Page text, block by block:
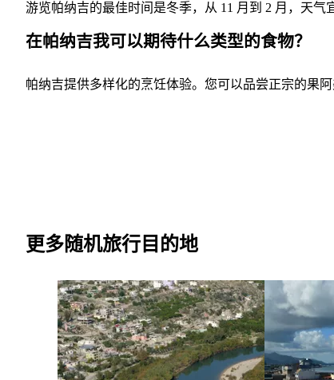
游览帕纳吉的最佳时间是冬季，从 11 月到 2 月，天
在帕纳吉我可以期待什么类型的食物？
帕纳吉提供多样化的烹饪体验。您可以品尝正宗的果
更多随机旅行目的地